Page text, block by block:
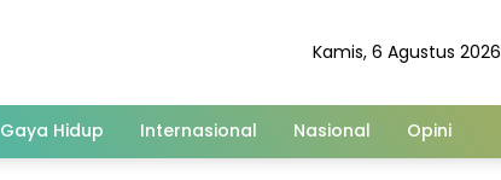
Kamis, 6 Agustus 2026
Gaya Hidup Internasional Nasional Opini